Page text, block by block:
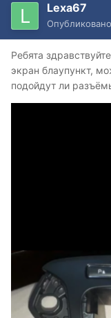
Lexa67
Опубликовано
Ребята
экран блаупункт,
подойдут ли